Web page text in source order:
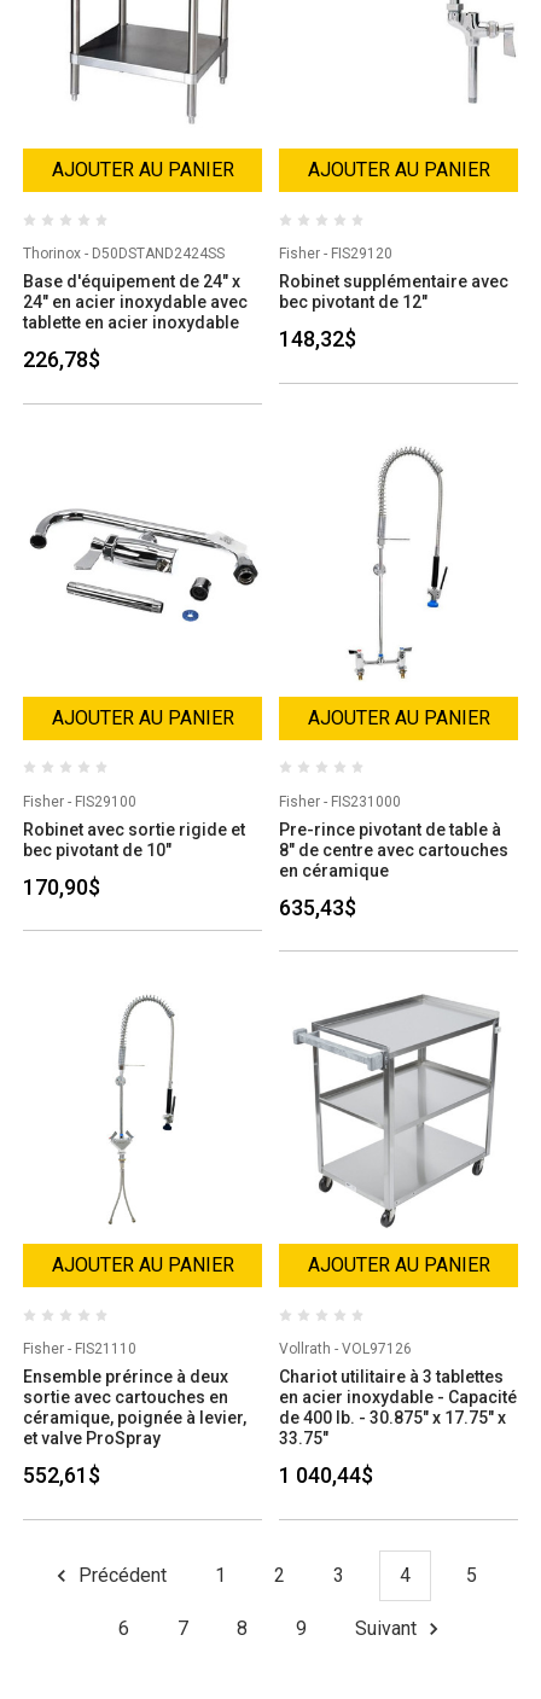
AJOUTER AU PANIER
Thorinox - D50DSTAND2424SS
Base d'équipement de 24" x
24" en acier inoxydable avec
tablette en acier inoxydable
226,78$
AJOUTER AU PANIER
Fisher - FIS29120
Robinet supplémentaire avec
bec pivotant de 12"
148,32$
AJOUTER AU PANIER
Fisher - FIS29100
Robinet avec sortie rigide et
bec pivotant de 10"
170,90$
AJOUTER AU PANIER
Fisher - FIS231000
Pre-rince pivotant de table à
8" de centre avec cartouches
en céramique
635,43$
AJOUTER AU PANIER
Fisher - FIS21110
Ensemble prérince à deux
sortie avec cartouches en
céramique, poignée à levier,
et valve ProSpray
552,61$
AJOUTER AU PANIER
Vollrath - VOL97126
Chariot utilitaire à 3 tablettes
en acier inoxydable - Capacité
de 400 lb. - 30.875" x 17.75" x
33.75"
1 040,44$
Précédent 1 2 3 4 5
6 7 8 9 Suivant